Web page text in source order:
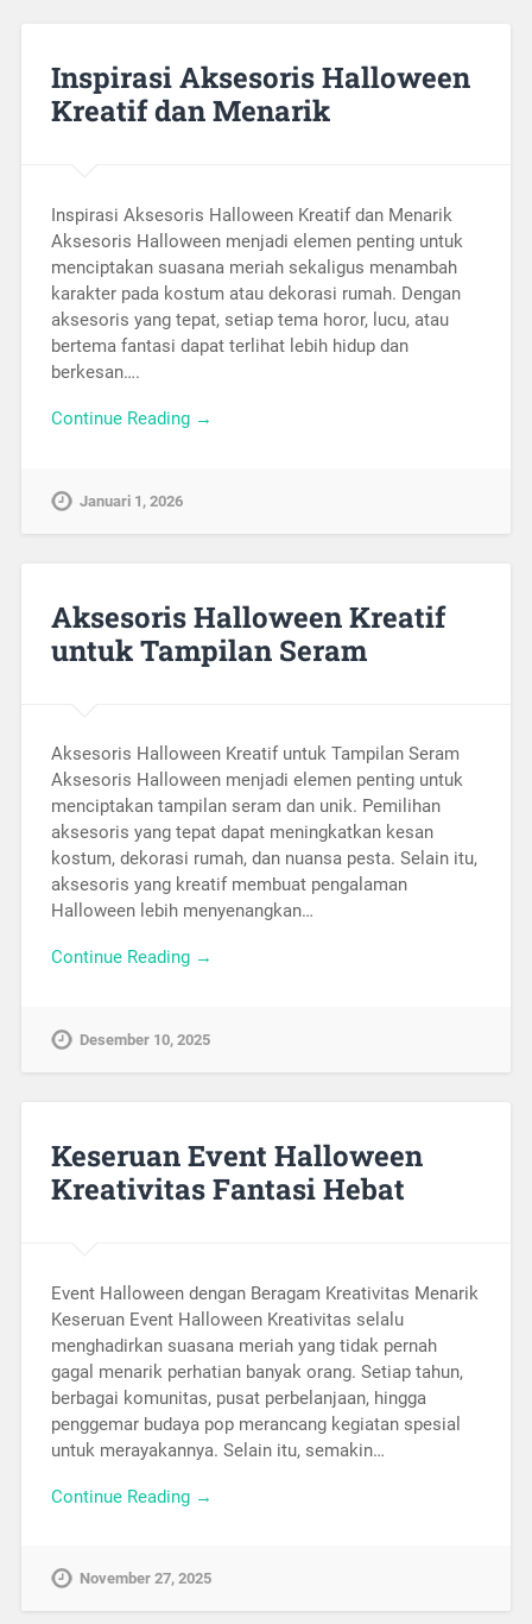
Inspirasi Aksesoris Halloween
Kreatif dan Menarik
Inspirasi Aksesoris Halloween Kreatif dan Menarik
Aksesoris Halloween menjadi elemen penting untuk
menciptakan suasana meriah sekaligus menambah
karakter pada kostum atau dekorasi rumah. Dengan
aksesoris yang tepat, setiap tema horor, lucu, atau
bertema fantasi dapat terlihat lebih hidup dan
berkesan….
Continue Reading →
Januari 1, 2026
Aksesoris Halloween Kreatif
untuk Tampilan Seram
Aksesoris Halloween Kreatif untuk Tampilan Seram
Aksesoris Halloween menjadi elemen penting untuk
menciptakan tampilan seram dan unik. Pemilihan
aksesoris yang tepat dapat meningkatkan kesan
kostum, dekorasi rumah, dan nuansa pesta. Selain itu,
aksesoris yang kreatif membuat pengalaman
Halloween lebih menyenangkan…
Continue Reading →
Desember 10, 2025
Keseruan Event Halloween
Kreativitas Fantasi Hebat
Event Halloween dengan Beragam Kreativitas Menarik
Keseruan Event Halloween Kreativitas selalu
menghadirkan suasana meriah yang tidak pernah
gagal menarik perhatian banyak orang. Setiap tahun,
berbagai komunitas, pusat perbelanjaan, hingga
penggemar budaya pop merancang kegiatan spesial
untuk merayakannya. Selain itu, semakin…
Continue Reading →
November 27, 2025